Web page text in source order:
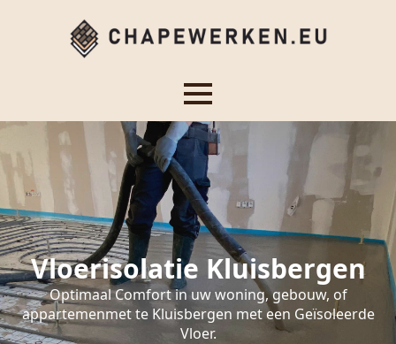
Vloerisolatie Kluisbergen
Optimaal Comfort in uw woning, gebouw, of
appartemenmet te Kluisbergen met een Geïsoleerde
Vloer.